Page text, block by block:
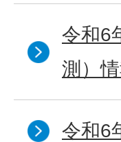
令和6
測）
令和6